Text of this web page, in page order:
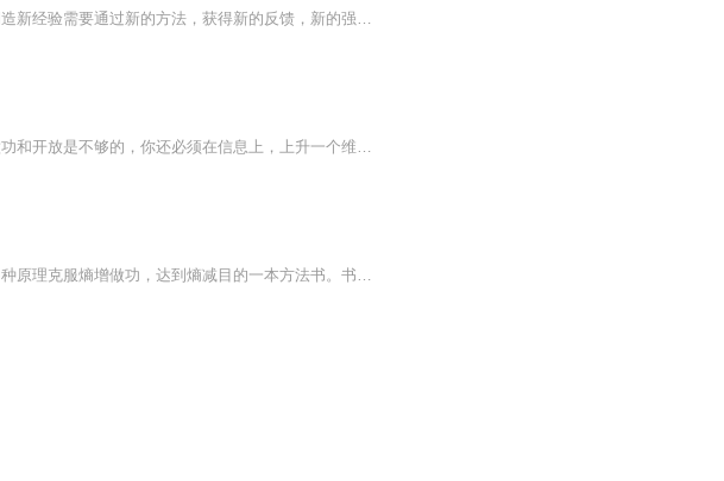
改变的本质，其实是创造新经验，用新经验来代替旧的经验，创造新经验需要通过新的方法，获得新的反馈，新的强化，并切身体验。千里之行始于足下，如果你准备开始认知的升级和行为的改变，那就让我们一起开始理解“熵增定律”，一起走向改变，走向持续“负...
不论是企业还是个人，如果你想站在更高的维度俯视世界，光做功和开放是不够的，你还必须在信息上，上升一个维度，做到四两拨千斤的效果。 这个过程其实就是思维有了模型一直在做的事——眼界和认知。 如果你想在此生有所建树的话，那么努力提升自己的眼界...
熵增定律是一本介绍熵增原理，并针对熵增的两个条件，运用多种原理克服熵增做功，达到熵减目的一本方法书。书中介绍了多达11种熵减法则，指导我们拥有成长型思维，做一个终身学习者，利用损失厌恶原理和从众效应，通过损失激发行动，主动创造有利于触发动...